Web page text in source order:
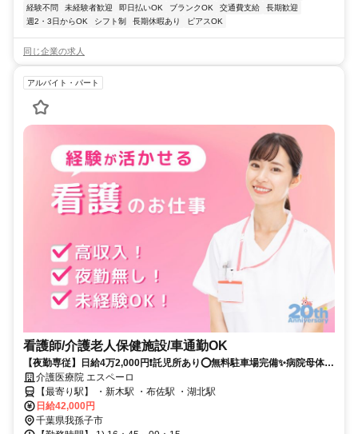
経験不問
未経験者歓迎 即日払いOK ブランクOK 交通費支給
長期歓迎
週2・3日からOK
シフト制 長期休暇あり ピアスOK
同じ企業の求人
アルバイト・パート
看護師/介護老人保健施設/車通勤OK
【夜勤専従】日給4万2,000円❗️託児所あり⭕無料駐車場完備✨病院母体の
介護老人保健施設でのお仕事です❗️
介護医療院 エスペーロ
【最寄り駅】 ・新木駅 ・布佐駅 ・湖北駅
日給42,000円
千葉県我孫子市